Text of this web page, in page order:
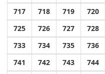
717
718 719 720
725
726 727 728
733
734 735 736
741
742 743 744